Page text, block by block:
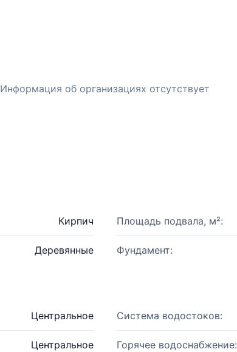
Информация об организациях отсутствует
Кирпич Площадь подвала, м²:
Деревянные Фундамент:
Центральное Система водостоков:
Центральное Горячее водоснабжение: